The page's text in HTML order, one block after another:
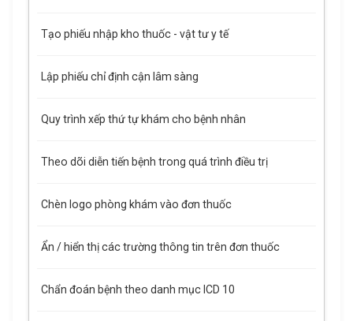
Tạo phiếu nhập kho thuốc - vật tư y tế
Lập phiếu chỉ định cận lâm sàng
Quy trình xếp thứ tự khám cho bệnh nhân
Theo dõi diễn tiến bệnh trong quá trình điều trị
Chèn logo phòng khám vào đơn thuốc
Ẩn / hiển thị các trường thông tin trên đơn thuốc
Chẩn đoán bệnh theo danh mục ICD 10